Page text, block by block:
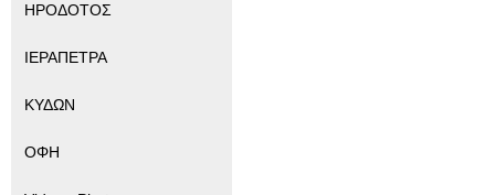
ΗΡΟΔΟΤΟΣ
ΙΕΡΑΠΕΤΡΑ
ΚΥΔΩΝ
ΟΦΗ